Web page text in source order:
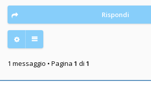
Rispondi
1 messaggio • Pagina 1 di 1